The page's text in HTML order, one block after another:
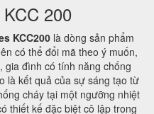
200
KCC200 là dòng sản phẩm
có thể đổi mã theo ý muốn,
gia đình có tính năng chống
là kết quả của sự sáng tạo từ
cháy tại một ngưỡng nhiệt
thiết kế đặc biệt cô lập trong